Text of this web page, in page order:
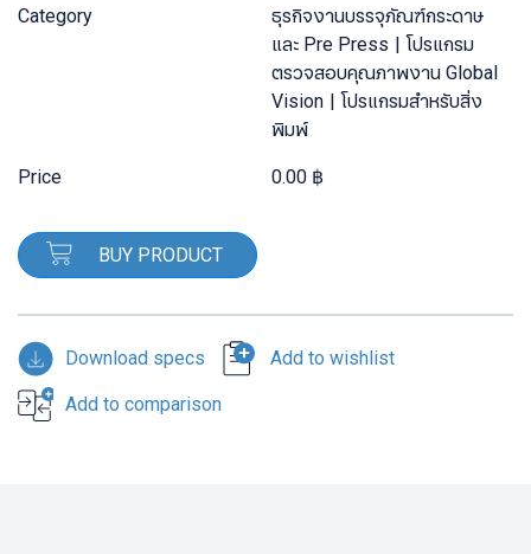
Category
ธุรกิจงานบรรจุภัณฑ์กระดาษ
และ Pre Press
โปรแกรม
ตรวจสอบคุณภาพงาน Global
Vision
โปรแกรมสำหรับสิ่ง
พิมพ์
Price
0.00 ฿
BUY PRODUCT
Download specs
Add to wishlist
Add to comparison